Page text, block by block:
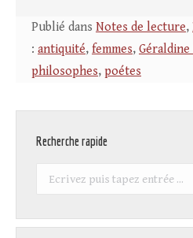
Publié dans Notes de lecture,
: antiquité, femmes,
philosophes, poétes
Recherche rapide
Recherche